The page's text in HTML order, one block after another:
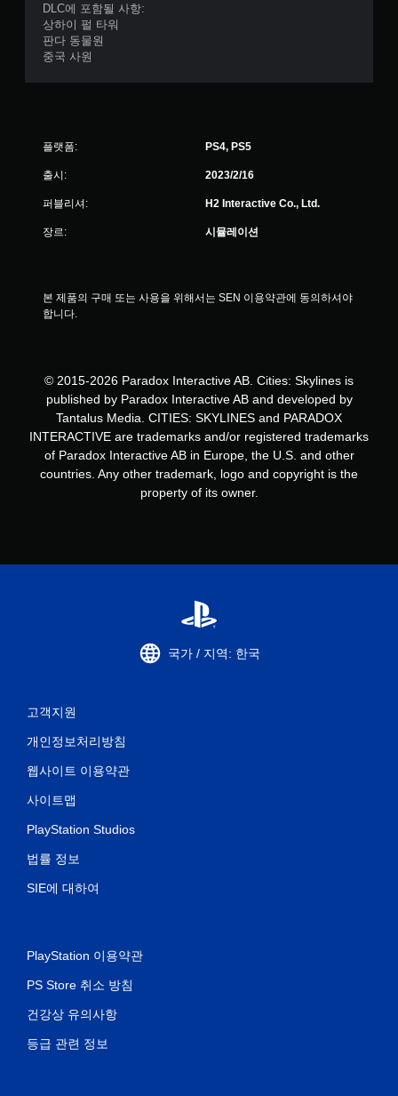
DLC에 포함될 사항:
상하이 펄 타워
판다 동물원
중국 사원
플랫폼: PS4, PS5
출시: 2023/2/16
퍼블리셔: H2 Interactive Co., Ltd.
장르: 시뮬레이션
본 제품의 구매 또는 사용을 위해서는 SEN 이용약관에 동의하셔야
합니다.
© 2015-2026 Paradox Interactive AB. Cities: Skylines is
published by Paradox Interactive AB and developed by
Tantalus Media. CITIES: SKYLINES and PARADOX
INTERACTIVE are trademarks and/or registered trademarks
of Paradox Interactive AB in Europe, the U.S. and other
countries. Any other trademark, logo and copyright is the
property of its owner.
국가 / 지역: 한국
고객지원
개인정보처리방침
웹사이트 이용약관
사이트맵
PlayStation Studios
법률 정보
SIE에 대하여
PlayStation 이용약관
PS Store 취소 방침
건강상 유의사항
등급 관련 정보